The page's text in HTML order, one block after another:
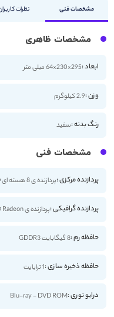
اینفرارد
مشخصات فنی نظرات
مشخصات ظاهری
ابعاد :295×230×64 میلی متر
وزن :2.9 کیلوگرم
رنگ بدنه :سفید
مشخصات فنی
پردازنده مرکزی :پردازنده ی 8 هسته ای AMD و هسته ی Jaguar و فرکانس 1.75 گیگاهرتز
پردازنده گرافیکی :پردازنده ی AMD Radeon با فرکانس 914 مگاهرتز و Direct X 12
حافظه رم :8 گیگابایت GDDR3
حافظه ذخیره سازی :1 ترابایت
درایو نوری :Blu-ray - DVD ROM